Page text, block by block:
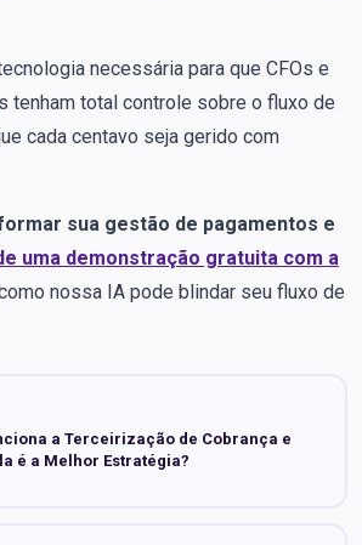
necessária para que CFOs e
tenham total controle sobre o fluxo de
cada centavo seja gerido com
sua gestão de pagamentos e
uma demonstração gratuita com a
nossa IA pode blindar seu fluxo de
a Terceirização de Cobrança e
é a Melhor Estratégia?